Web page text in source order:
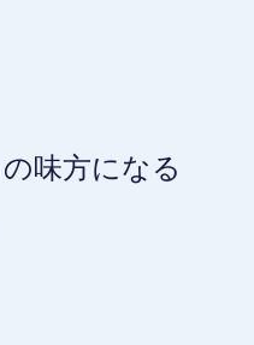
味方になる